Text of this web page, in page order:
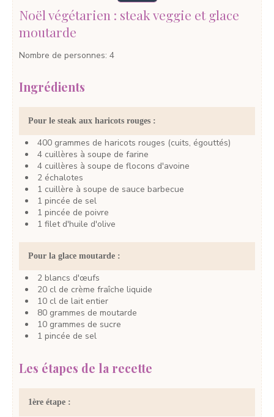
Noël végétarien : steak veggie et glace
moutarde
Nombre de personnes: 4
Ingrédients
Pour le steak aux haricots rouges :
400 grammes de haricots rouges (cuits, égouttés)
4 cuillères à soupe de farine
4 cuillères à soupe de flocons d'avoine
2 échalotes
1 cuillère à soupe de sauce barbecue
1 pincée de sel
1 pincée de poivre
1 filet d'huile d'olive
Pour la glace moutarde :
2 blancs d'œufs
20 cl de crème fraîche liquide
10 cl de lait entier
80 grammes de moutarde
10 grammes de sucre
1 pincée de sel
Les étapes de la recette
1ère étape :